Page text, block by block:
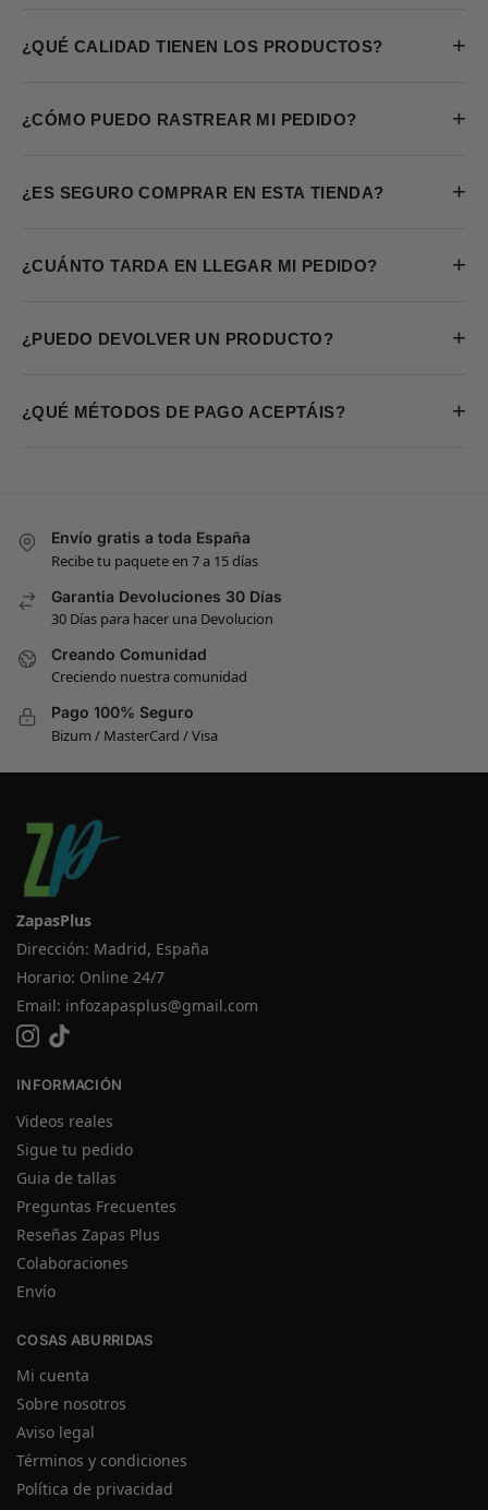
¿QUÉ CALIDAD TIENEN LOS PRODUCTOS? +
¿CÓMO PUEDO RASTREAR MI PEDIDO? +
¿ES SEGURO COMPRAR EN ESTA TIENDA? +
¿CUÁNTO TARDA EN LLEGAR MI PEDIDO? +
¿PUEDO DEVOLVER UN PRODUCTO? +
¿QUÉ MÉTODOS DE PAGO ACEPTÁIS? +
Envío gratis a toda España
Recibe tu paquete en 7 a 15 días
Garantia Devoluciones 30 Días
30 Días para hacer una Devolucion
Creando Comunidad
Creciendo nuestra comunidad
Pago 100% Seguro
Bizum / MasterCard / Visa
ZapasPlus
Dirección: Madrid, España
Horario: Online 24/7
Email: infozapasplus@gmail.com
INFORMACIÓN
Videos reales
Sigue tu pedido
Guia de tallas
Preguntas Frecuentes
Reseñas Zapas Plus
Colaboraciones
Envío
COSAS ABURRIDAS
Mi cuenta
Sobre nosotros
Aviso legal
Términos y condiciones
Política de privacidad